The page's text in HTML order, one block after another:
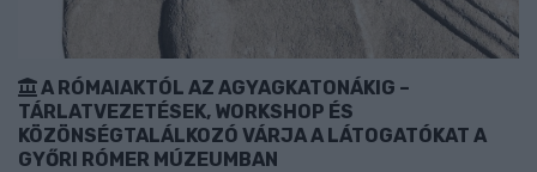
A RÓMAIAKTÓL AZ AGYAGKATONÁKIG –
TÁRLATVEZETÉSEK, WORKSHOP ÉS
KÖZÖNSÉGTALÁLKOZÓ VÁRJA A LÁTOGATÓKAT A
GYŐRI RÓMER MÚZEUMBAN